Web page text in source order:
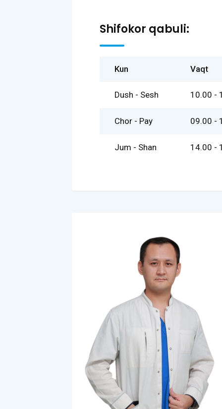
Shifokor qabuli:
Kun Vaqt
Dush - Sesh 10.00 -
Chor - Pay 09.00 -
Jum - Shan 14.00 -